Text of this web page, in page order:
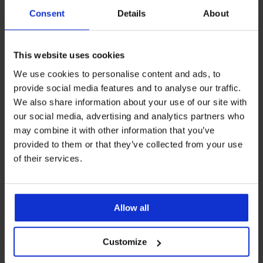
Consent Details About
This website uses cookies
We use cookies to personalise content and ads, to
provide social media features and to analyse our traffic.
We also share information about your use of our site with
our social media, advertising and analytics partners who
may combine it with other information that you’ve
provided to them or that they’ve collected from your use
of their services.
Allow all
Customize
4,9
Corrigerend korset met slip
Elegant Shape
Corrigerend korset met slip